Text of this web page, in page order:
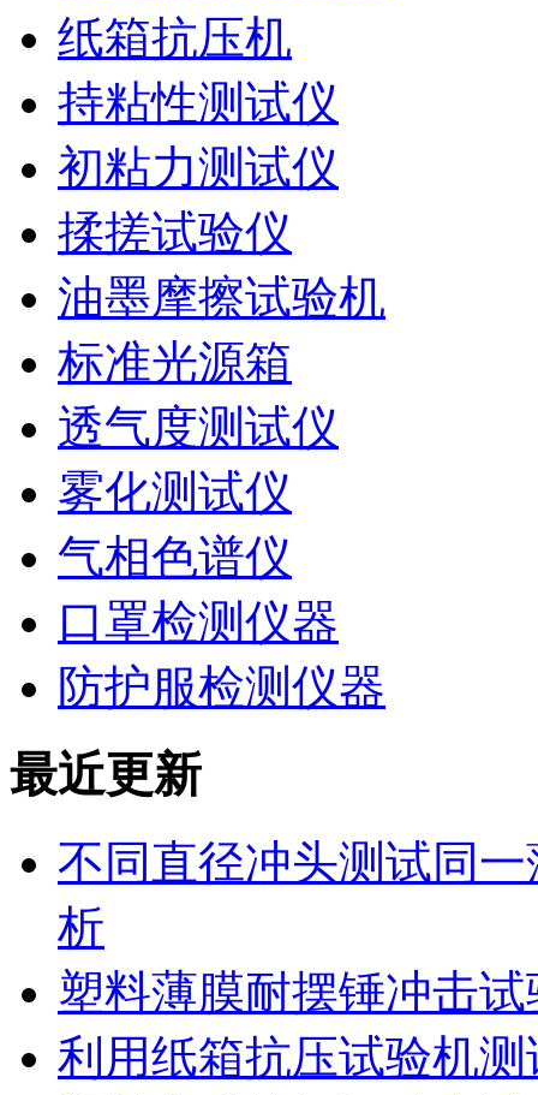
纸箱抗压机
持粘性测试仪
初粘力测试仪
揉搓试验仪
油墨摩擦试验机
标准光源箱
透气度测试仪
雾化测试仪
气相色谱仪
口罩检测仪器
防护服检测仪器
最近更新
不同直径冲头测试同
析
塑料薄膜耐摆锤冲击
利用纸箱抗压试验机